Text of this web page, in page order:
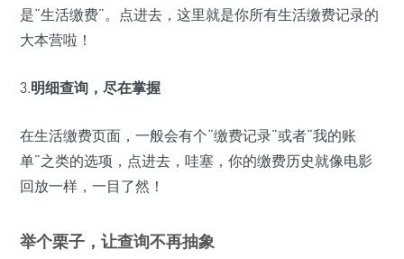
是“生活缴费”。点进去，这里就是你所有生活缴费记录的
大本营啦！
3.明细查询，尽在掌握
在生活缴费页面，一般会有个“缴费记录”或者“我的账
单”之类的选项，点进去，哇塞，你的缴费历史就像电影
回放一样，一目了然！
举个栗子，让查询不再抽象